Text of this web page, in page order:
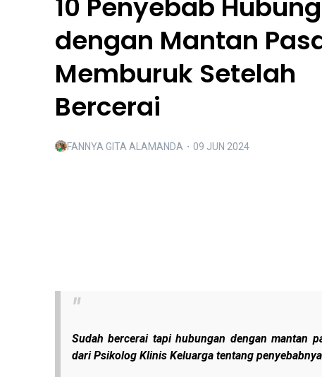
10 Penyebab
dengan Mantan
Memburuk Setelah
Bercerai
FANNYA GITA ALAMANDA ・ 09 JUN 2024
Sudah bercerai tapi hubungan dengan mantan
dari Psikolog Klinis Keluarga tentang